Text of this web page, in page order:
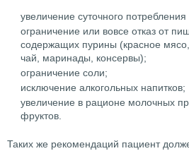
увеличение суточного
ограничение или вовсе отказ от
содержащих пурины (красное
чай, маринады, консервы);
ограничение соли;
исключение алкогольных напитков;
увеличение в рационе молочных
фруктов.
Таких же рекомендаций пациент